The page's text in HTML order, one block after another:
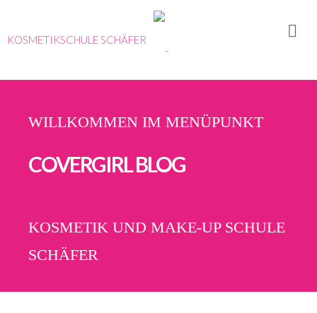
KOSMETIKSCHULE SCHÄFER
WILLKOMMEN IM MENÜPUNKT
COVERGIRL BLOG
KOSMETIK UND MAKE-UP SCHULE
SCHÄFER
Karrieretag
Portrait
Konzept
Historie
Thorsten